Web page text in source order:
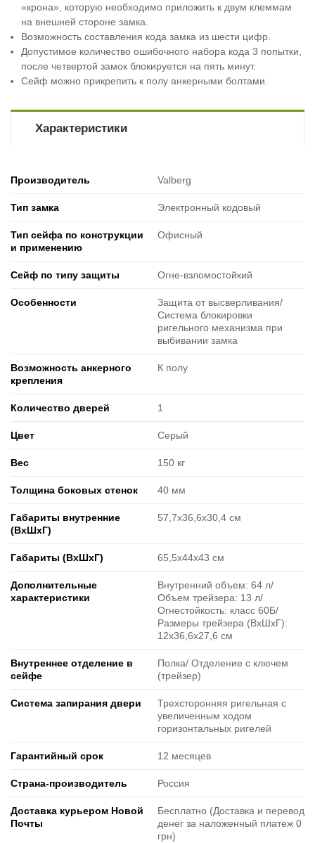
«крона», которую необходимо приложить к двум клеммам
на внешней стороне замка.
Возможность составления кода замка из шести цифр.
Допустимое количество ошибочного набора кода 3 попытки,
после четвертой замок блокируется на пять минут.
Сейф можно прикрепить к полу анкерными болтами.
Характеристики
Производитель Valberg
Тип замка Электронный кодовый
Тип сейфа по конструкции
и применению
Офисный
Сейф по типу защиты Огне-взломостойкий
Особенности
Защита от высверливания/
Система блокировки
ригельного механизма при
выбивании замка
Возможность анкерного
крепления
К полу
Количество дверей 1
Цвет Серый
Вес 150 кг
Толщина боковых стенок 40 мм
Габариты внутренние
(ВxШxГ)
57,7х36,6х30,4 см
Габариты (ВxШxГ) 65,5х44х43 см
Дополнительные
характеристики
Внутренний объем: 64 л/
Объем трейзера: 13 л/
Огнестойкость: класс 60Б/
Размеры трейзера (ВхШхГ):
12x36,6х27,6 см
Внутреннее отделение в
сейфе
Полка/ Отделение с ключем
(трейзер)
Система запирания двери
Трехсторонняя ригельная с
увеличенным ходом
горизонтальных ригелей
Гарантийный срок 12 месяцев
Страна-производитель Россия
Доставка курьером Новой
Почты
Бесплатно (Доставка и перевод
денег за наложенный платеж 0
грн)